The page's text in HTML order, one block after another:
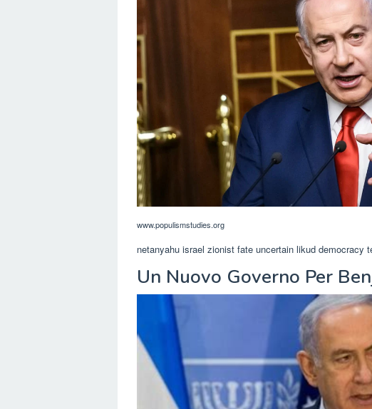
www.populismstudies.org
netanyahu israel zionist fate uncertain likud democracy
Un Nuovo Governo Per